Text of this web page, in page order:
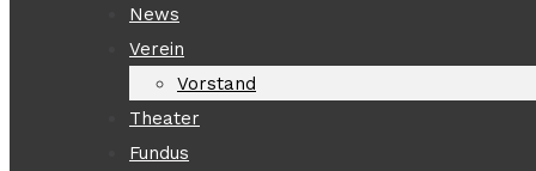
News
Verein
Vorstand
Theater
Fundus